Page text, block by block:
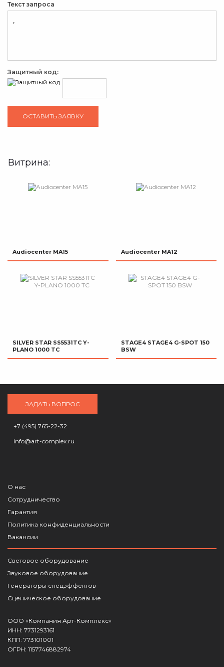
Текст запроса
Защитный код:
Витрина:
Audiocenter MA15 Audiocenter MA12
SILVER STAR SS5531TC Y-
PLANO 1000 TC
STAGE4 STAGE4 G-SPOT 150
BSW
ЗАДАТЬ ВОПРОС
+7 (495) 765-22-32
info@art-complex.ru
О нас
Сотрудничество
Гарантия
Политика конфиденциальности
Вакансии
Световое оборудование
Звуковое оборудование
Генераторы спецэффектов
Сценическое оборудование
ООО «Компания Арт-Комплекс»
ИНН: 7731293161
КПП: 773101001
ОГРН: 1157746882974